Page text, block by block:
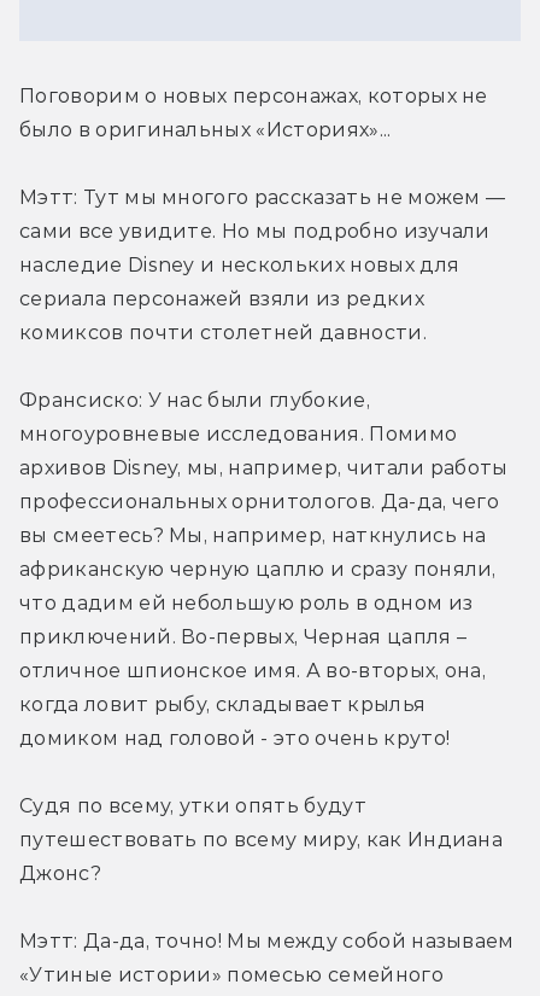
Поговорим о новых персонажах, которых не
было в оригинальных «Историях»...
Мэтт: Тут мы многого рассказать не можем —
сами все увидите. Но мы подробно изучали
наследие Disney и нескольких новых для
сериала персонажей взяли из редких
комиксов почти столетней давности.
Франсиско: У нас были глубокие,
многоуровневые исследования. Помимо
архивов Disney, мы, например, читали работы
профессиональных орнитологов. Да-да, чего
вы смеетесь? Мы, например, наткнулись на
африканскую черную цаплю и сразу поняли,
что дадим ей небольшую роль в одном из
приключений. Во-первых, Черная цапля –
отличное шпионское имя. А во-вторых, она,
когда ловит рыбу, складывает крылья
домиком над головой - это очень круто!
Судя по всему, утки опять будут
путешествовать по всему миру, как Индиана
Джонс?
Мэтт: Да-да, точно! Мы между собой называем
«Утиные истории» помесью семейного